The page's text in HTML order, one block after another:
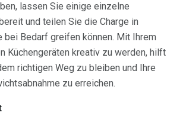
lassen Sie einige einzelne
und teilen Sie die Charge in
bei Bedarf greifen können. Mit Ihrem
Küchengeräten kreativ zu werden, hilft
richtigen Weg zu bleiben und Ihre
zu erreichen.